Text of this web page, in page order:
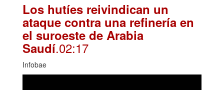
Los hutíes reivindican un
ataque contra una refinería en
el suroeste de Arabia
Saudí.02:17
Infobae